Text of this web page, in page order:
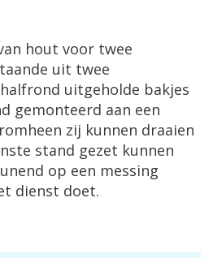
hout voor twee
uit twee
halfrond uitgeholde bakjes
gemonteerd aan een
zij kunnen draaien
stand gezet kunnen
op een messing
dienst doet.